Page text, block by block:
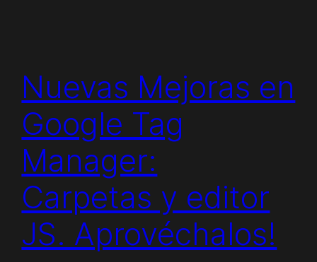
Nuevas Mejoras en
Google Tag
Manager:
Carpetas y editor
JS. Aprovéchalos!